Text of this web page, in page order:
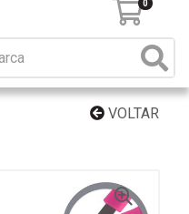
0
VOLTAR